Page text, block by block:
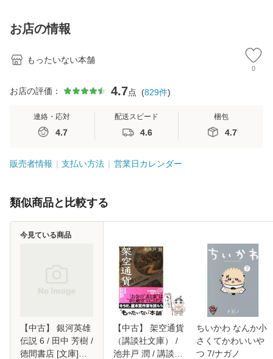
お店の情報
もったいない本舗
0
お店の評価： 4.7点 (829件)
連絡・応対
4.7
配送スピード
4.6
梱包
4.7
販売者情報 支払い方法 営業日カレンダー
類似商品と比較する
【中古】 銀河英雄
伝説 6 / 田中 芳樹 /
徳間書店 [文庫]
今見ている商品
【中古】 架空通貨
（講談社文庫） /
池井戸 潤 / 講談社
ちいかわ なんか小
さくてかわいいや
つ 7/ナガノ